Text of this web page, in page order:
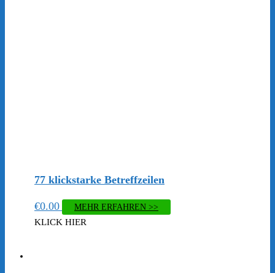
77 klickstarke Betreffzeilen
€0.00 MEHR ERFAHREN >>
KLICK HIER